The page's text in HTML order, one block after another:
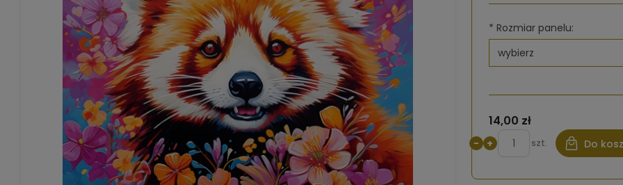
* Rozmiar panelu:
14,00 zł
− + szt. Do